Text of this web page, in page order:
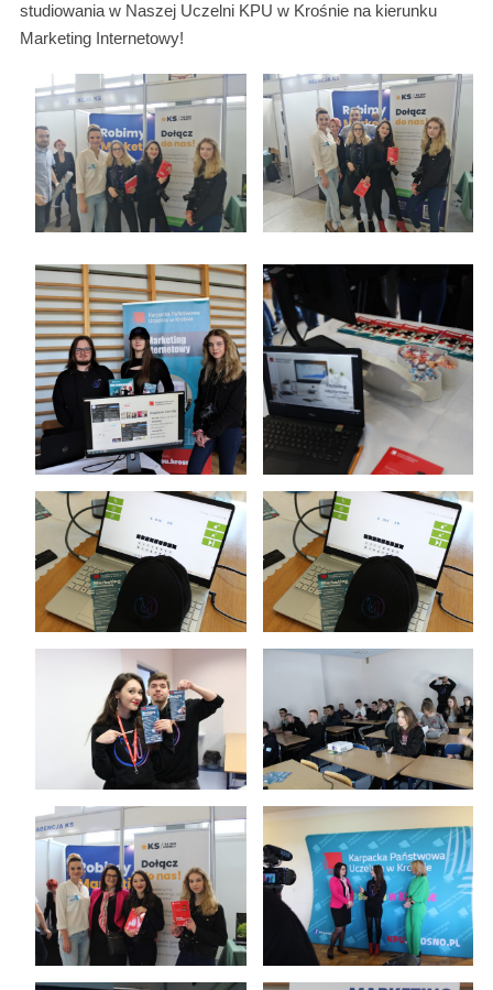
studiowania w Naszej Uczelni KPU w Krośnie na kierunku
Marketing Internetowy!